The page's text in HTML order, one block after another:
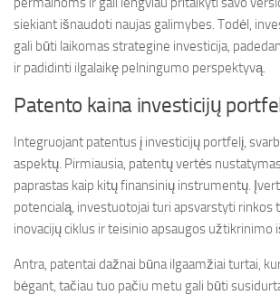
siekiant išnaudoti naujas galimybes. Todėl,
gali būti laikomas strategine investicija,
ir padidinti ilgalaikę pelningumo perspektyvą.
Patento kaina investicijų
Integruojant patentus į investicijų portfelį,
aspektų. Pirmiausia, patentų vertės
paprastas kaip kitų finansinių instrumentų.
potencialą, investuotojai turi apsvarstyti rinkos
inovacijų ciklus ir teisinio apsaugos užtikrinimo
Antra, patentai dažnai būna ilgaamžiai turtai,
bėgant, tačiau tuo pačiu metu gali būti